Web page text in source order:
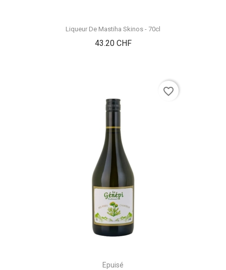
Liqueur De Mastiha Skinos - 70cl
43.20 CHFPrix
Epuisé
favorite_border